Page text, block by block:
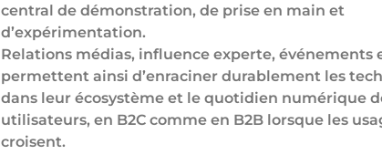
central de démonstration, de prise en main et
d’expérimentation.
Relations médias, influence experte, événements
permettent ainsi d’enraciner durablement les
dans leur écosystème et le quotidien numérique
utilisateurs, en B2C comme en B2B lorsque les
croisent.